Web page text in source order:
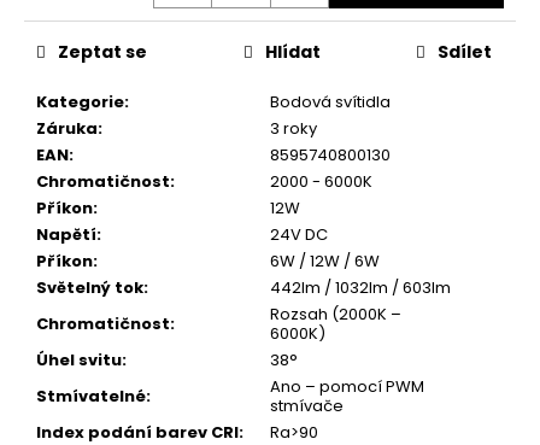
Kategorie:
Bodová svítidla
Záruka:
3 roky
EAN:
8595740800130
Chromatičnost:
2000 - 6000K
Příkon:
12W
Napětí:
24V DC
Příkon:
6W / 12W / 6W
Světelný tok:
442lm / 1032lm / 603lm
Chromatičnost:
Rozsah (2000K –
6000K)
Úhel svitu:
38°
Stmívatelné:
Ano – pomocí PWM
stmívače
Index podání barev CRI:
Ra>90
Zeptat se Hlídat Sdílet